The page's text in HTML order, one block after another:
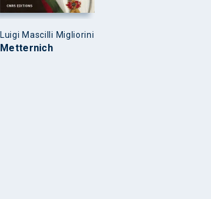
Luigi Mascilli Migliorini
Metternich